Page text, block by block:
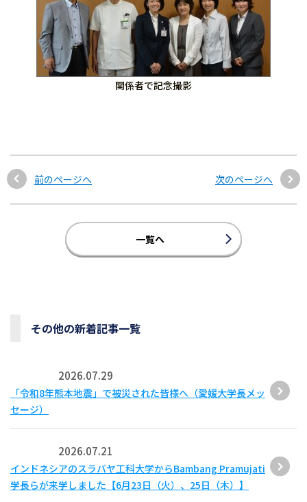
関係者で記念撮影
前のページへ 次のページへ
一覧へ
その他の新着記事一覧
2026.07.29
「令和8年熊本地震」で被災された皆様へ（愛媛大学長メッ
セージ）
2026.07.21
インドネシアのスラバヤ工科大学からBambang Pramujati
学長らが来学しました【6月23日（火）、25日（木）】